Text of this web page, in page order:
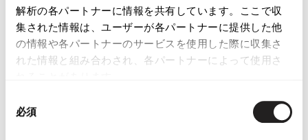
解析の各パートナーに情報を共有しています。ここで収
集された情報は、ユーザーが各パートナーに提供した他
の情報や各パートナーのサービスを使用した際に収集さ
れた情報と組み合わされ、各パートナーによって使用さ
必須
COMME des GARCONS
GIRL Hand Paint
Canvas Mary Jane
Shoes White 23.5 (US
Avbout 6.5)